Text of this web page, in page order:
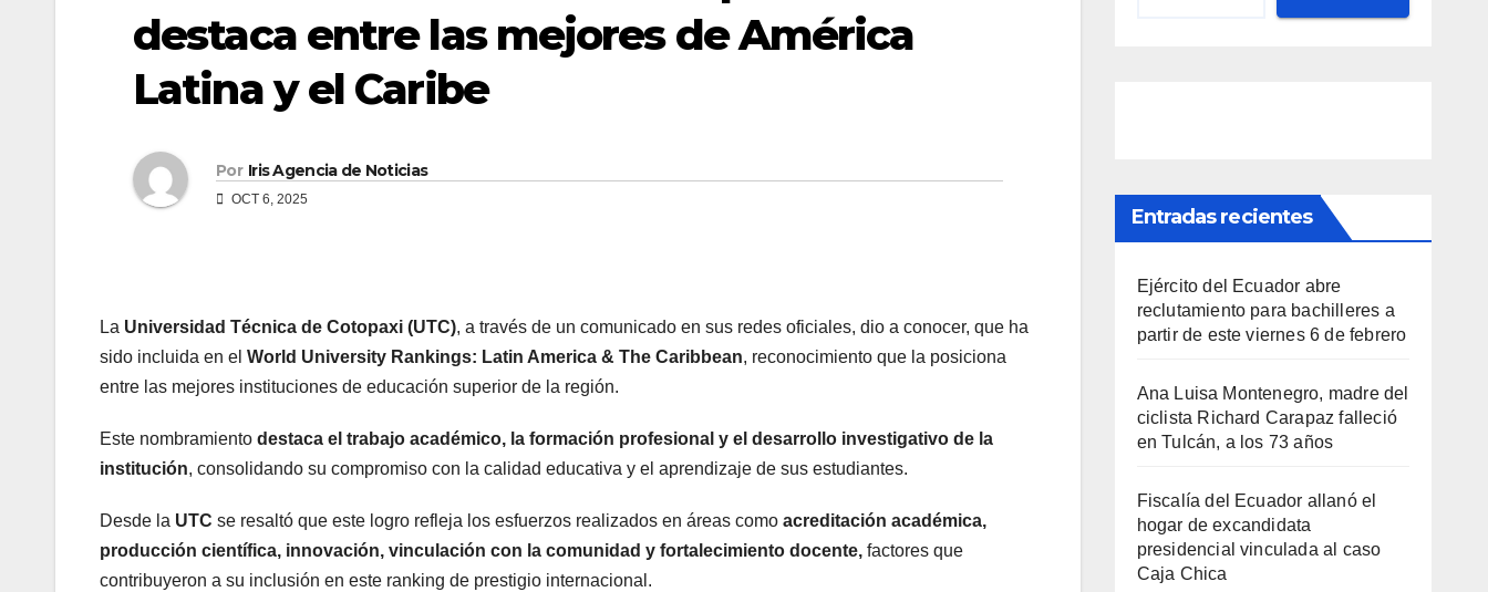
destaca entre las mejores de América
Latina y el Caribe
Por Iris Agencia de Noticias
OCT 6, 2025
La Universidad Técnica de Cotopaxi (UTC), a través de un comunicado en sus redes oficiales, dio a conocer, que ha
sido incluida en el World University Rankings: Latin America & The Caribbean, reconocimiento que la posiciona
entre las mejores instituciones de educación superior de la región.
Este nombramiento destaca el trabajo académico, la formación profesional y el desarrollo investigativo de la
institución, consolidando su compromiso con la calidad educativa y el aprendizaje de sus estudiantes.
Desde la UTC se resaltó que este logro refleja los esfuerzos realizados en áreas como acreditación académica,
producción científica, innovación, vinculación con la comunidad y fortalecimiento docente, factores que
contribuyeron a su inclusión en este ranking de prestigio internacional.
Entradas recientes
Ejército del Ecuador abre
reclutamiento para bachilleres a
partir de este viernes 6 de febrero
Ana Luisa Montenegro, madre del
ciclista Richard Carapaz falleció
en Tulcán, a los 73 años
Fiscalía del Ecuador allanó el
hogar de excandidata
presidencial vinculada al caso
Caja Chica